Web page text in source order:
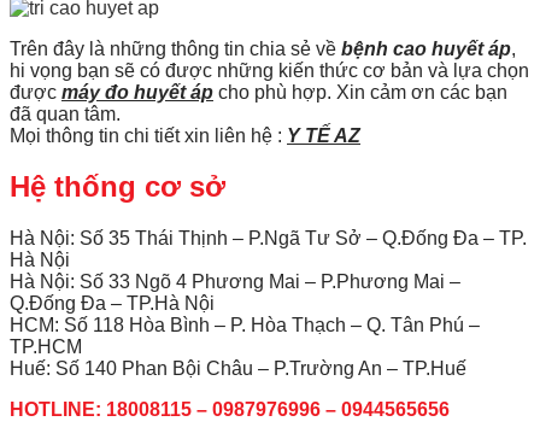
Trên đây là những thông tin chia sẻ về bệnh cao huyết áp,
hi vọng bạn sẽ có được những kiến thức cơ bản và lựa chọn
được máy đo huyết áp cho phù hợp. Xin cảm ơn các bạn
đã quan tâm.
Mọi thông tin chi tiết xin liên hệ : Y TẾ AZ
Hệ thống cơ sở
Hà Nội: Số 35 Thái Thịnh – P.Ngã Tư Sở – Q.Đống Đa – TP.
Hà Nội
Hà Nội: Số 33 Ngõ 4 Phương Mai – P.Phương Mai –
Q.Đống Đa – TP.Hà Nội
HCM: Số 118 Hòa Bình – P. Hòa Thạch – Q. Tân Phú –
TP.HCM
Huế: Số 140 Phan Bội Châu – P.Trường An – TP.Huế
HOTLINE: 18008115 – 0987976996 – 0944565656